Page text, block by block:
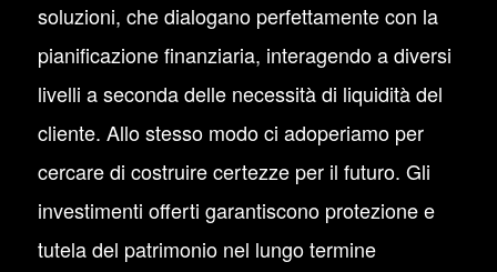
soluzioni, che dialogano perfettamente con la
pianificazione finanziaria, interagendo a diversi
livelli a seconda delle necessità di liquidità del
cliente. Allo stesso modo ci adoperiamo per
cercare di costruire certezze per il futuro. Gli
investimenti offerti garantiscono protezione e
tutela del patrimonio nel lungo termine